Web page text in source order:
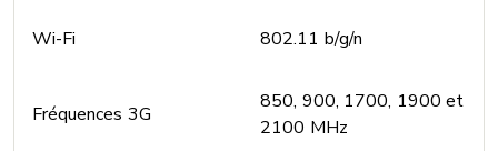
Wi-Fi 802.11 b/g/n
Fréquences 3G
850, 900, 1700, 1900 et
2100 MHz